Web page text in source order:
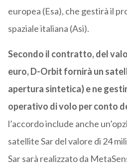
europea (Esa), che gestirà il
spaziale italiana (Asi).
Secondo il contratto, del
euro, D-Orbit fornirà un
apertura sintetica) e ne
operativo di volo per conto
l’accordo include anche
satellite Sar del valore di 24
Sar sarà realizzato da